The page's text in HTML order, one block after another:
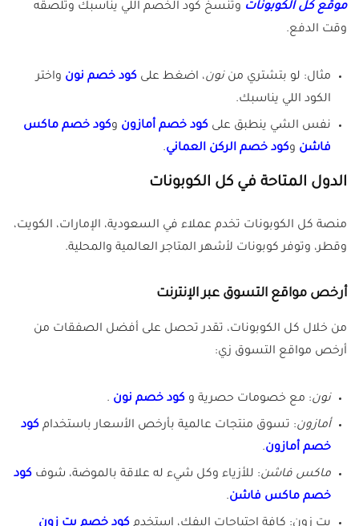
موقع كل الكوبونات وتنسخ كود الخصم اللي يناسبك وتلصقه
وقت الدفع.
مثال: لو بتشتري من نون، اضغط على كود خصم نون واختر
الكود اللي يناسبك.
نفس الشي ينطبق على كود خصم أمازون وكود خصم ماكس
فاشن وكود خصم الركن العماني.
الدول المتاحة في كل الكوبونات
منصة كل الكوبونات تخدم عملاء في السعودية، الإمارات، الكويت،
وقطر، وتوفر كوبونات لأشهر المتاجر العالمية والمحلية.
أرخص مواقع التسوق عبر الإنترنت
من خلال كل الكوبونات، تقدر تحصل على أفضل الصفقات من
أرخص مواقع التسوق زي:
نون: مع خصومات حصرية و كود خصم نون .
أمازون: تسوق منتجات عالمية بأرخص الأسعار باستخدام كود
خصم أمازون.
ماكس فاشن: للأزياء وكل شيء له علاقة بالموضة، شوف كود
خصم ماكس فاشن.